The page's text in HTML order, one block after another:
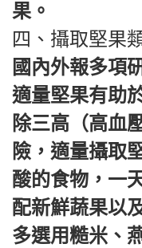
果。
四、攝取堅果
國內外報多項
適量堅果有助
除三高（高血
險，適量攝取
酸的食物，一
配新鮮蔬果以
多選用糙米、